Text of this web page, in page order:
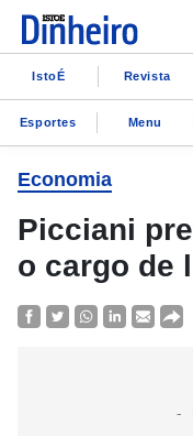
IstoÉ Revista
Esportes Menu
Economia
Picciani
o cargo de